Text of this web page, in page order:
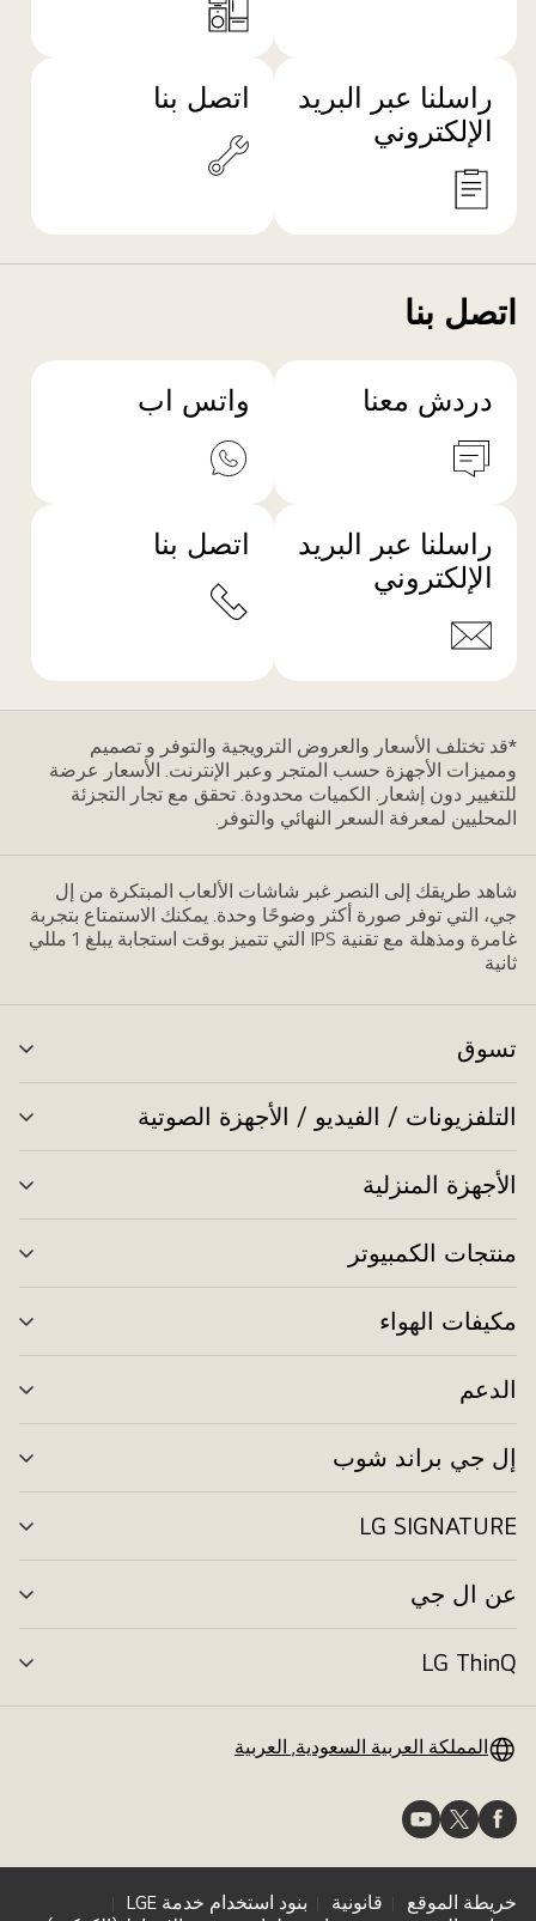
راسلنا عبر البريد
الإلكتروني
اتصل بنا
اتصل بنا
دردش معنا واتس اب
راسلنا عبر البريد
الإلكتروني
اتصل بنا
*قد تختلف الأسعار والعروض الترويجية والتوفر و تصميم
ومميزات الأجهزة حسب المتجر وعبر الإنترنت. الأسعار عرضة
للتغيير دون إشعار. الكميات محدودة. تحقق مع تجار التجزئة
المحليين لمعرفة السعر النهائي والتوفر.
شاهد طريقك إلى النصر غبر شاشات الألعاب المبتكرة من إل
جي، التي توفر صورة أكثر وضوحًا وحدة. يمكنك الاستمتاع بتجربة
غامرة ومذهلة مع تقنية IPS التي تتميز بوقت استجابة يبلغ 1 مللي
ثانية
تسوق
التلفزيونات / الفيديو / الأجهزة الصوتية
الأجهزة المنزلية
منتجات الكمبيوتر
مكيفات الهواء
الدعم
إل جي براند شوب
LG SIGNATURE
عن ال جي
LG ThinQ
المملكة العربية السعودية, العربية
خريطة الموقع قانونية
بنود استخدام خدمة LGE